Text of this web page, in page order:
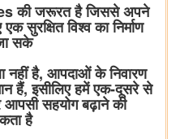
की जरूरत है जिससे अपने
सुरक्षित विश्व का निर्माण
सके
नहीं है, आपदाओं के निवारण
हैं, इसीलिए हमें एक-दूसरे से
सहयोग बढ़ाने की
है